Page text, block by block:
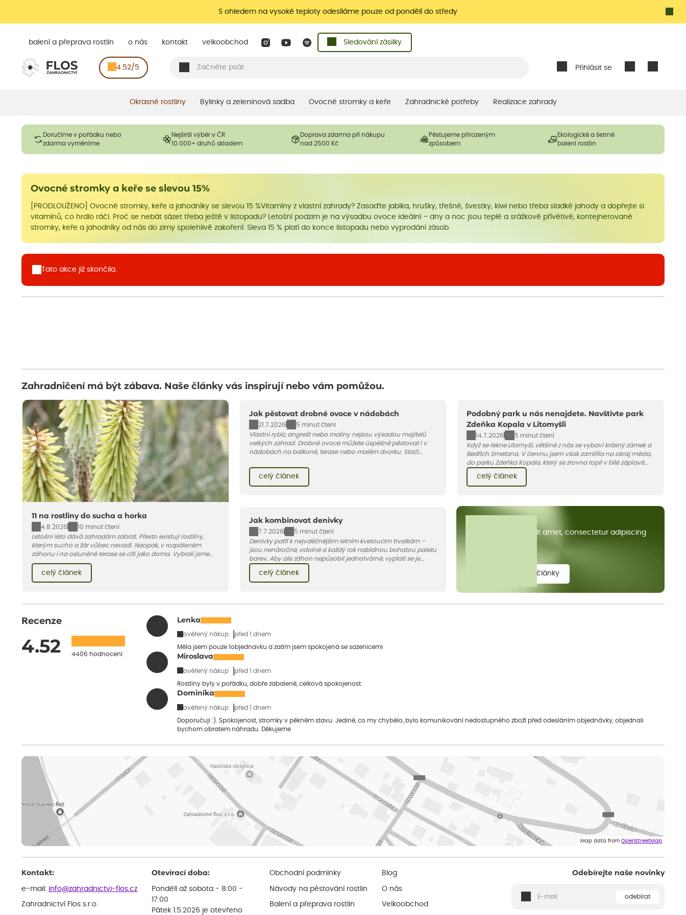
S ohledem na vysoké teploty odesíláme pouze od pondělí do středy
Přihlásit se
balení a přeprava rostlin o nás kontakt velkoobchod Sledování zásilky
4.52/5
Okrasné rostliny Bylinky a zeleninová sadba Ovocné stromky a keře Zahradnické potřeby Realizace zahrady
Doručíme v pořádku nebo
zdarma vyměníme
Nejširší výběr v ČR
10.000+ druhů skladem
Doprava zdarma při nákupu
nad 2500 Kč
Pěstujeme přirozeným
způsobem
Ekologické a šetrné
balení rostlin
Ovocné stromky a keře se slevou 15%
[PRODLOUŽENO] Ovocné stromky, keře a jahodníky se slevou 15 %Vitamíny z vlastní zahrady? Zasaďte jablka, hrušky, třešně, švestky, kiwi nebo třeba sladké jahody a dopřejte si
vitamínů, co hrdlo ráčí. Proč se nebát sázet třeba ještě v listopadu? Letošní podzim je na výsadbu ovoce ideální – dny a noc jsou teplé a srážkově přívětivé, kontejnerované
stromky, keře a jahodníky od nás do zimy spolehlivě zakoření. Sleva 15 % platí do konce listopadu nebo vyprodání zásob.
Tato akce již skončila.
Zahradničení má být zábava. Naše články vás inspirují nebo vám pomůžou.
11 na rostliny do sucha a horka
4.8.2026
10 minut čtení
Letošní léto dává zahradám zabrat. Přesto existují rostliny,
kterým sucho a žár vůbec nevadí. Naopak, v rozpáleném
záhonu i na osluněné terase se cítí jako doma. Vybrali jsme
pro vás 11 tipů na odolné druhy, které zvládnou horké a suché
léto bez pravidelné zálivky. Pojďme se podívat, které to jsou.
celý článek
Jak pěstovat drobné ovoce v nádobách
21.7.2026
5 minut čtení
Vlastní rybíz, angrešt nebo maliny nejsou výsadou majitelů
velkých zahrad. Drobné ovoce můžete úspěšně pěstovat i v
nádobách na balkoně, terase nebo malém dvorku. Stačí
pár základních pravidel. V tomto článku vám poradíme, jak na
celý článek
Podobný park u nás nenajdete. Navštivte park
Zdeňka Kopala v Litomyšli
14.7.2026
5 minut čtení
Když se řekne Litomyšl, většině z nás se vybaví krásný zámek a
Bedřich Smetana. V červnu jsem však zamířila na okraj města,
do parku Zdeňka Kopala, který se zrovna topil v bílé záplavě
kvetoucích kopretin. Fotky řeknou víc než slova, přidávám k
nim pár řádků o tom, jak tento jedinečný kus krajiny vznikl.
celý článek
Jak kombinovat denivky
7.7.2026
5 minut čtení
Denivky patří k nejvděčnějším letním kvetoucím trvalkám –
jsou nenáročné, odolné a každý rok nabídnou bohatou paletu
barev. Aby ale záhon nepůsobil jednotvárně, vyplatí se je
jakými trvalkami a travinami denivky nejlépe ladí.
celý článek
Lorem ipsum dolor sit amet, consectetur adipiscing
zobrazit všechny články
Recenze
4.52 4406 hodnocení
Lenka
ověřený nákup před 1 dnem
Měla jsem pouze 1objednavku a zatím jsem spokojená se sazenicemi
Miroslava
ověřený nákup před 1 dnem
Rostliny byly v pořádku, dobře zabalené, celková spokojenost.
Dominika
ověřený nákup před 1 dnem
Doporučuji :). Spokojenost, stromky v pěkném stavu. Jediné, co my chybělo, bylo komunikování nedostupného zboží před odesláním objednávky, objednali
bychom obratem náhradu. Děkujeme
Map data from OpenStreetMap
Kontakt:
e-mail: info@zahradnictvi-flos.cz
Zahradnictví Flos s.r.o.
Otevírací doba:
Pondělí až sobota - 8:00 -
17:00
Pátek 1.5.2026 je otevřeno
Obchodní podmínky
Návody na pěstování rostlin
Balení a přeprava rostlin
Blog
O nás
Velkoobchod
Odebírejte naše novinky
odebírat